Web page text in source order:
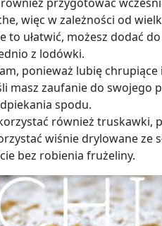
przygotować
więc w zależności od
to ułatwić, możesz dodać
z lodówki.
ponieważ lubię
masz zaufanie do swojego
spodu.
również truskawki,
wiśnie drylowane ze
bez robienia frużeliny.